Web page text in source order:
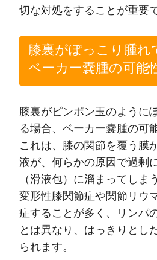
切な対処をすることが重要
膝裏がぽっこり腫れ
ベーカー嚢腫の可能
膝裏がピンポン玉のように
る場合、ベーカー嚢腫の可
これは、膝の関節を覆う膜
液が、何らかの原因で過剰
（滑液包）に溜まってしま
変形性膝関節症や関節リウ
症することが多く、リンパ
とは異なり、はっきりとし
られます。